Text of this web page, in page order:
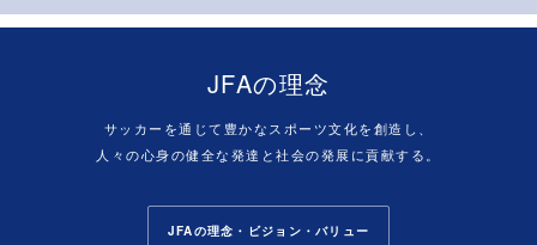
JFAの理念
サッカーを通じて豊かなスポーツ文化を創造し、
人々の心身の健全な発達と社会の発展に貢献する。
JFAの理念・ビジョン・バリュー